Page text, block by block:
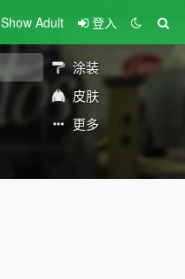
Show Adult 登入
涂装
皮肤
更多